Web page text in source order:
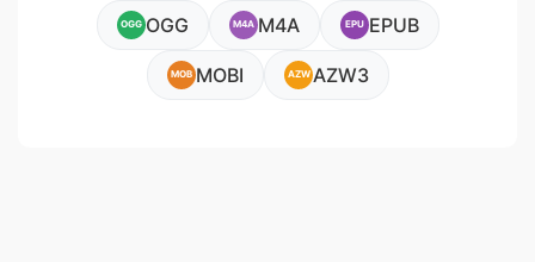
OGG OGG M4A M4A EPU EPUB
MOB MOBI AZWAZW3